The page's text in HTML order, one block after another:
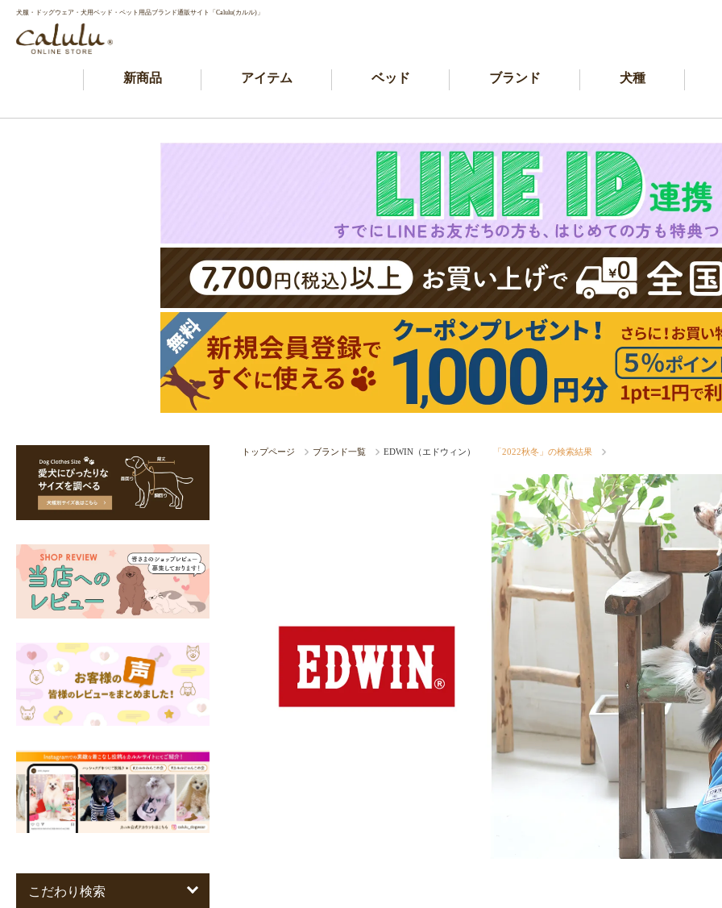
犬服・ドッグウェア・犬用ベッド・ペット用品ブランド通販サイト「Calulu(カルル)」
新商品 アイテム ベッド ブランド 犬種
トップページ ブランド一覧 EDWIN（エドウィン） 「2022秋冬」の検索結果
こだわり検索